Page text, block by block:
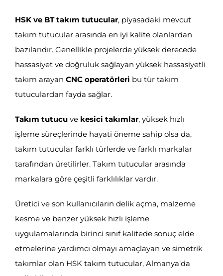
HSK ve BT takım tutucular, piyasadaki mevcut
takım tutucular arasında en iyi kalite olanlardan
bazılarıdır. Genellikle projelerde yüksek derecede
hassasiyet ve doğruluk sağlayan yüksek hassasiyetli
takım arayan CNC operatörleri bu tür takım
tutuculardan fayda sağlar.
Takım tutucuve kesici takımlar, yüksek hızlı
işleme süreçlerinde hayati öneme sahip olsa da,
takım tutucular farklı türlerde ve farklı markalar
tarafından üretilirler. Takım tutucular arasında
markalara göre çeşitli farklılıklar vardır.
Üretici ve son kullanıcıların delik açma, malzeme
kesme ve benzer yüksek hızlı işleme
uygulamalarında birinci sınıf kalitede sonuç elde
etmelerine yardımcı olmayı amaçlayan ve simetrik
takımlar olan HSK takım tutucular, Almanya’da